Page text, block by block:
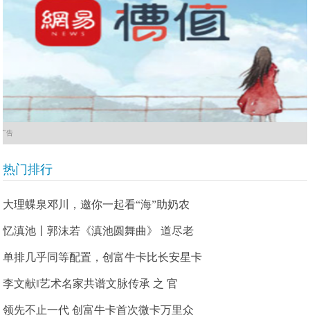
广告
热门排行
大理蝶泉邓川，邀你一起看“海”助奶农
忆滇池丨郭沫若《滇池圆舞曲》 道尽老
单排几乎同等配置，创富牛卡比长安星卡
李文献‖艺术名家共谱文脉传承 之 官
领先不止一代 创富牛卡首次微卡万里众